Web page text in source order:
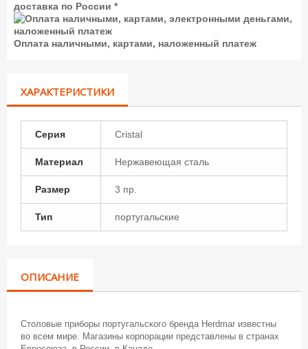
доставка по России *
Оплата наличными, картами, наложенный платеж
ХАРАКТЕРИСТИКИ
Серия Cristal
Материал Нержавеющая сталь
Размер 3 пр.
Тип португальские
ОПИСАНИЕ
Столовые приборы португальского бренда Herdmar известны
во всем мире. Магазины корпорации представлены в странах